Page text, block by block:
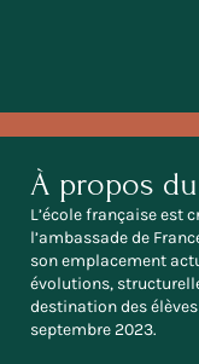
À propos
L’école française est
l’ambassade de
son emplacement
évolutions,
destination des
septembre 2023.